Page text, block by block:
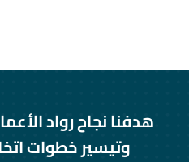
هدفنا نجاح رواد
وتيسير خطوات